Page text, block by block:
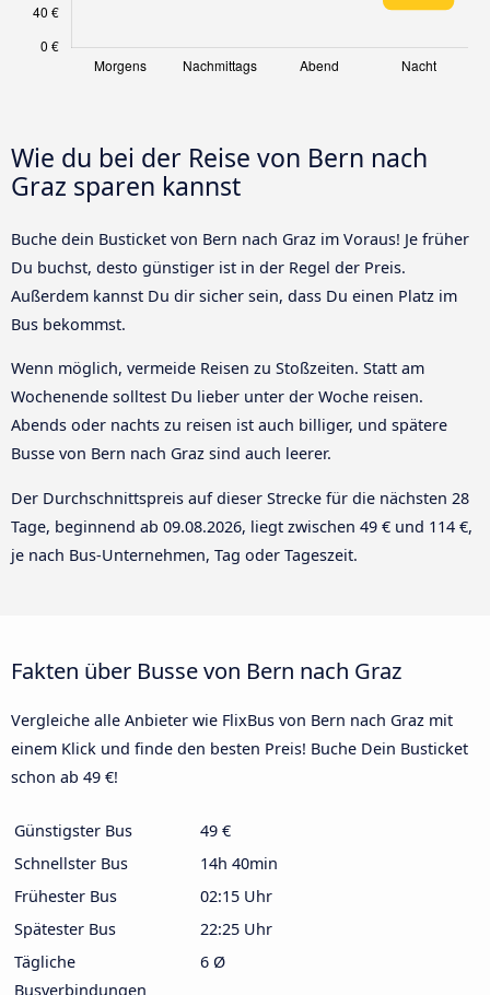
Wie du bei der Reise von Bern nach
Graz sparen kannst
Buche dein Busticket von Bern nach Graz im Voraus! Je früher
Du buchst, desto günstiger ist in der Regel der Preis.
Außerdem kannst Du dir sicher sein, dass Du einen Platz im
Bus bekommst.
Wenn möglich, vermeide Reisen zu Stoßzeiten. Statt am
Wochenende solltest Du lieber unter der Woche reisen.
Abends oder nachts zu reisen ist auch billiger, und spätere
Busse von Bern nach Graz sind auch leerer.
Der Durchschnittspreis auf dieser Strecke für die nächsten 28
Tage, beginnend ab 09.08.2026, liegt zwischen 49 € und 114 €,
je nach Bus-Unternehmen, Tag oder Tageszeit.
Fakten über Busse von Bern nach Graz
Vergleiche alle Anbieter wie FlixBus von Bern nach Graz mit
einem Klick und finde den besten Preis! Buche Dein Busticket
schon ab 49 €!
Günstigster Bus
49 €
Schnellster Bus
14h 40min
Frühester Bus
02:15 Uhr
Spätester Bus
22:25 Uhr
Tägliche
Busverbindungen
6 Ø